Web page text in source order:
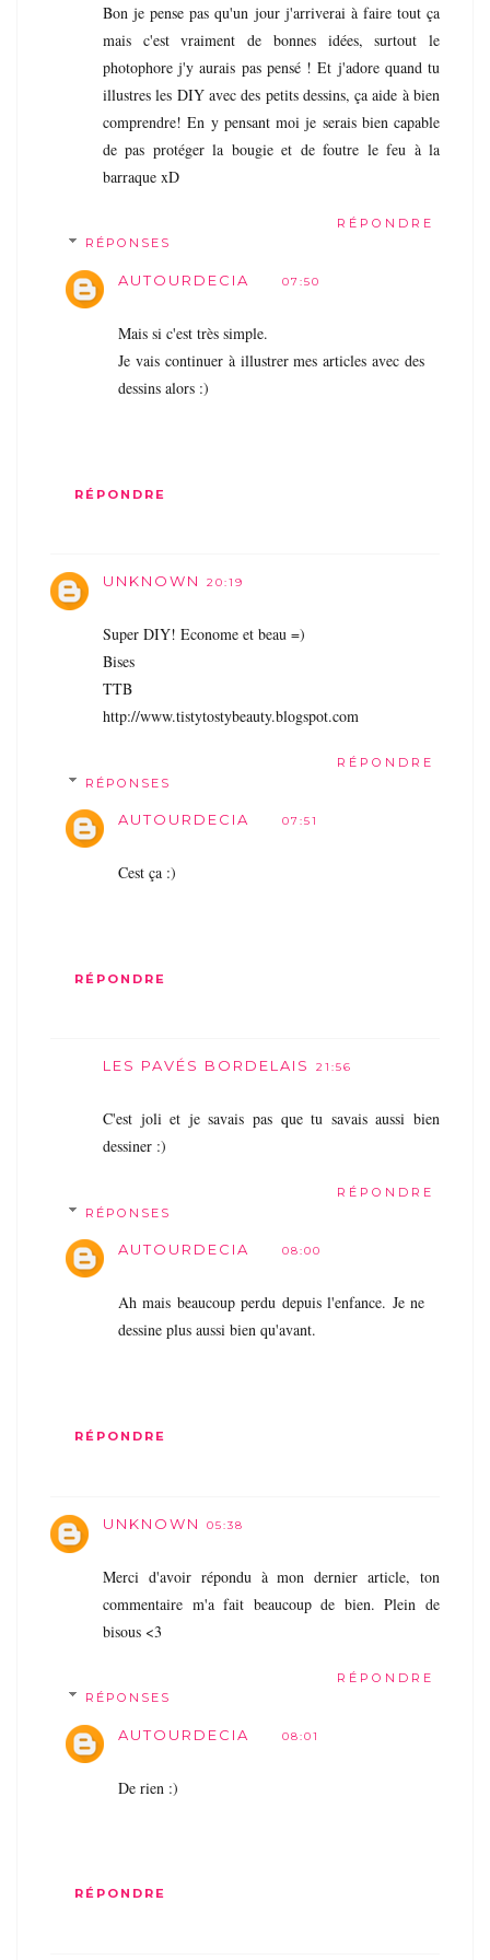
Bon je pense pas qu'un jour j'arriverai à faire tout ça
mais c'est vraiment de bonnes idées, surtout le
photophore j'y aurais pas pensé ! Et j'adore quand tu
illustres les DIY avec des petits dessins, ça aide à bien
comprendre! En y pensant moi je serais bien capable
de pas protéger la bougie et de foutre le feu à la
barraque xD
RÉPONDRE
RÉPONSES
AUTOURDECIA 07:50
Mais si c'est très simple.
Je vais continuer à illustrer mes articles avec des
dessins alors :)
RÉPONDRE
UNKNOWN 20:19
Super DIY! Econome et beau =)
Bises
TTB
http://www.tistytostybeauty.blogspot.com
RÉPONDRE
RÉPONSES
AUTOURDECIA 07:51
Cest ça :)
RÉPONDRE
LES PAVÉS BORDELAIS 21:56
C'est joli et je savais pas que tu savais aussi bien
dessiner :)
RÉPONDRE
RÉPONSES
AUTOURDECIA 08:00
Ah mais beaucoup perdu depuis l'enfance. Je ne
dessine plus aussi bien qu'avant.
RÉPONDRE
UNKNOWN 05:38
Merci d'avoir répondu à mon dernier article, ton
commentaire m'a fait beaucoup de bien. Plein de
bisous <3
RÉPONDRE
RÉPONSES
AUTOURDECIA 08:01
De rien :)
RÉPONDRE